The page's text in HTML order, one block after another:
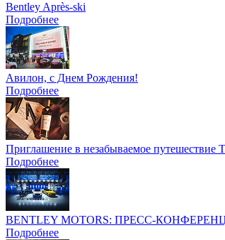
Bentley Après-ski
Подробнее
Авилон, с Днем Рождения!
Подробнее
Приглашение в незабываемое путешествие
Подробнее
BENTLEY MOTORS: ПРЕСС-
Подробнее